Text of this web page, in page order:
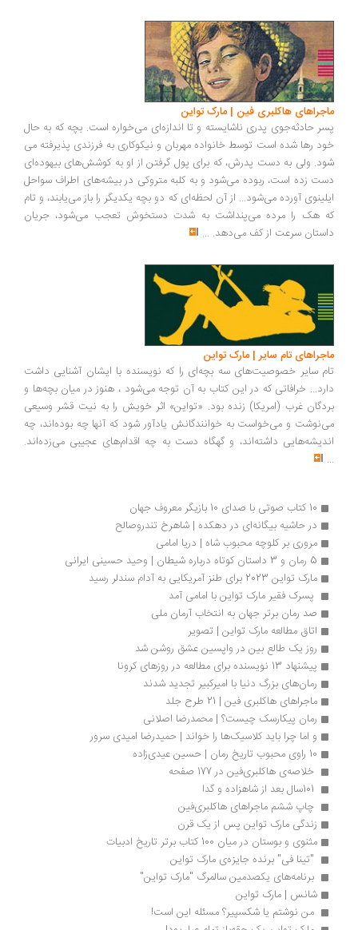
ماجراهای هاکلبری فین | مارک تواین
پسر حادثه‌جوی پدری ناشایسته و تا اندازه‌ای می‌خواره است. بچه که به حال
خود رها شده است توسط خانواده مهربان و نیکوکاری به فرزندی پذیرفته ‌می
شود. ولی به دست پدرش،‌ که برای پول گرفتن از او به کوشش‌های بیهوده‌ای
دست زده است،‌ ربوده می‌شود و به کلبه متروکی در بیشه‌های اطراف سواحل
ایلینوی آورده می‌شود... از آن لحظه‌ای که دو بچه یکدیگر را باز می‌یابند، و تام
که هک را مرده می‌پنداشت به شدت دستخوش تعجب می‌شود، جریان
داستان سرعت از کف می‌دهد. ...
ماجراهای تام سایر | مارک تواین
تام سایر خصوصیت‌های سه بچه‌ای را که نویسنده با ایشان آشنایی داشت
دارد... خرافاتی که در این کتاب به آن توجه می‌شود‌ ،‌ هنوز در میان بچه‌ها و
بردگان غرب (امریکا) زنده بود. «تواین» اثر خویش را به نیت قشر وسیعی
می‌نوشت و می‌خواست به خوانندگانش یادآور شود که آنها چه بوده‌اند، چه
اندیشه‌هایی داشته‌اند، و گهگاه دست به چه اقدام‌های عجیبی می‌زده‌اند.
...
10 کتاب صوتی با صدای 10 بازیگر معروف جهان
در حاشیه بیگانه‌ای در دهکده | شاهرخ تندروصالح
مروری بر کلوچه محبوب شاه | دریا امامی
5 رمان و 3 داستان کوتاه درباره شیطان | وحید حسینی ایرانی
مارک تواین 2023 برای طنز آمریکایی به آدام سندلر رسید
پسرک فقیر مارک تواین با امامی آمد
صد رمان برتر جهان به انتخاب آرمان ملی
اتاق مطالعه مارک تواین | تصویر
روز یک طالع بین در واپسین عشق روشن شد
پیشنهاد 13 نویسنده برای مطالعه در روزهای کرونا
رمان‌های بزرگ دنیا با امیرکبیر تجدید شدند
ماجراهای هاکلبری فین | 21 طرح جلد
رمان پیکارسک چیست؟ | محمدرضا اصلانی
و اما چرا باید کلاسیک‌ها را خواند | حمیدرضا امیدی سرور
10 راوی محبوب تاریخ رمان | حسین عیدی‌زاده
خلاصه‌ی هاکلبری‌فین در 177 صفحه
چاپ ششم ماجراهای هاکلبری‌فین
زندگی‌ مارک تواین پس از یک‌ قرن
مثنوی و بوستان در میان 100 کتاب برتر تاریخ ادبیات
"تینا فی" برنده‌ جایزه‌ی مارک تواین
برنامه‌های یکصدمین سالمرگ "مارک تواین"
شانس | مارک تواین
من نوشتم یا شکسپیر؟ مسئله این است!